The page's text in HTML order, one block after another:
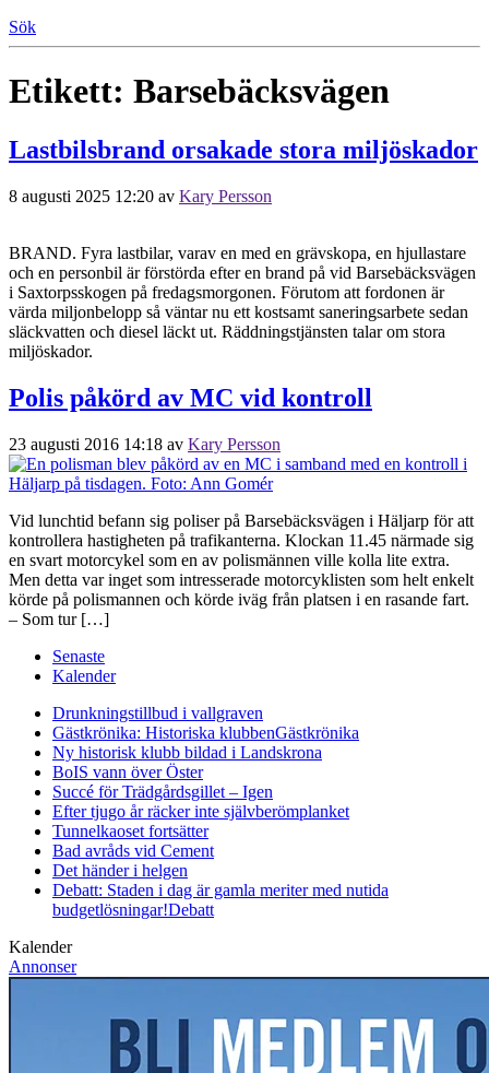
Sök
Etikett: Barsebäcksvägen
Lastbilsbrand orsakade stora miljöskador
8 augusti 2025 12:20 av Kary Persson
BRAND. Fyra lastbilar, varav en med en grävskopa, en hjullastare
och en personbil är förstörda efter en brand på vid Barsebäcksvägen
i Saxtorpsskogen på fredagsmorgonen. Förutom att fordonen är
värda miljonbelopp så väntar nu ett kostsamt saneringsarbete sedan
släckvatten och diesel läckt ut. Räddningstjänsten talar om stora
miljöskador.
Polis påkörd av MC vid kontroll
23 augusti 2016 14:18 av Kary Persson
Vid lunchtid befann sig poliser på Barsebäcksvägen i Häljarp för att
kontrollera hastigheten på trafikanterna. Klockan 11.45 närmade sig
en svart motorcykel som en av polismännen ville kolla lite extra.
Men detta var inget som intresserade motorcyklisten som helt enkelt
körde på polismannen och körde iväg från platsen i en rasande fart.
– Som tur […]
Senaste
Kalender
Drunkningstillbud i vallgraven
Gästkrönika: Historiska klubbenGästkrönika
Ny historisk klubb bildad i Landskrona
BoIS vann över Öster
Succé för Trädgårdsgillet – Igen
Efter tjugo år räcker inte självberömplanket
Tunnelkaoset fortsätter
Bad avråds vid Cement
Det händer i helgen
Debatt: Staden i dag är gamla meriter med nutida
budgetlösningar!Debatt
Kalender
Annonser